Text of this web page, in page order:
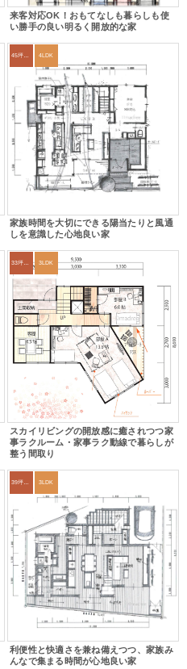
来客対応OK！おもてなしも暮らしも使
い勝手の良い明るく開放的な家
45坪～49坪 4LDK
家族時間を大切にできる陽当たりと風通
しを意識した心地良い家
33坪～36坪 3LDK
スカイリビングの開放感に癒されつつ家
事ラクルーム・家事ラク動線で暮らしが
整う間取り
39坪～42坪 3LDK
利便性と快適さを兼ね備えつつ、家族み
んなで集まる時間が心地良い家